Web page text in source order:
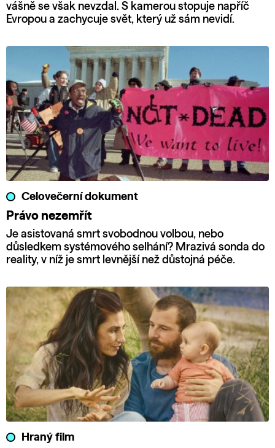
vášně se však nevzdal. S kamerou stopuje napříč
Evropou a zachycuje svět, který už sám nevidí.
Celovečerní dokument
Právo nezemřít
Je asistovaná smrt svobodnou volbou, nebo
důsledkem systémového selhání? Mrazivá sonda do
reality, v níž je smrt levnější než důstojná péče.
Hraný film